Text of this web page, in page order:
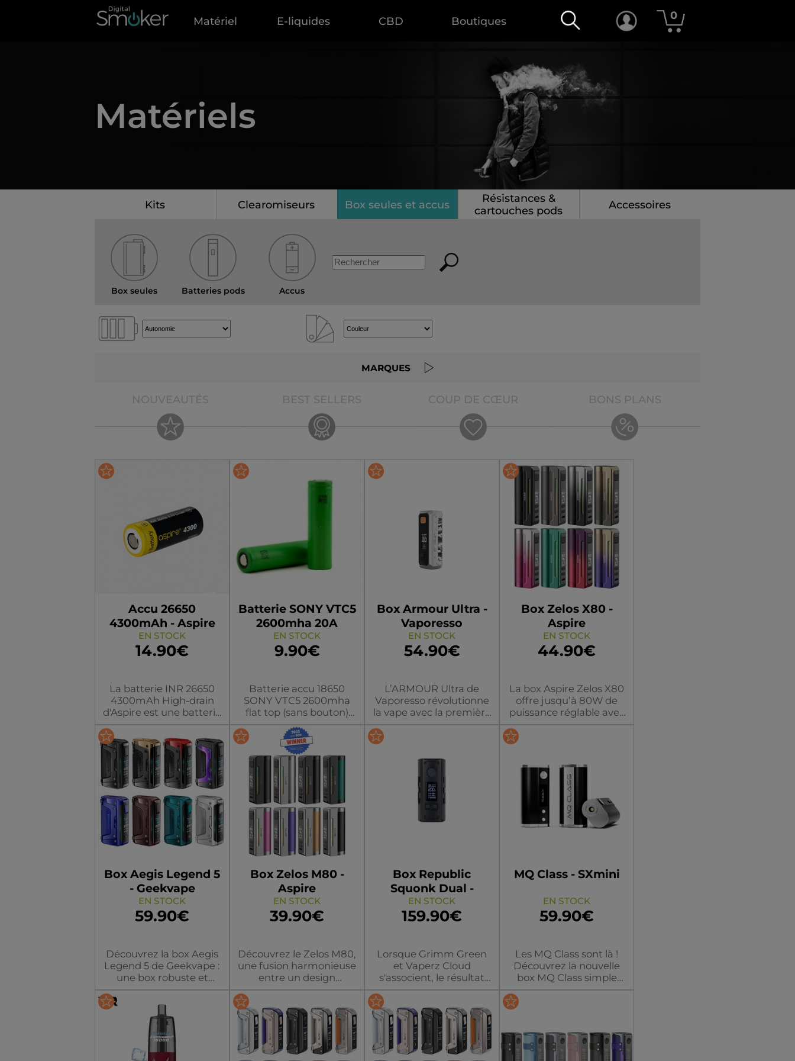
Matériel E-liquides CBD Boutiques 0
Matériels
Kits Clearomiseurs Box seules et accus
Résistances &
cartouches pods
Accessoires
Box seules Batteries pods Accus
MARQUES
NOUVEAUTÉS BEST SELLERS COUP DE CŒUR BONS PLANS
couleur/modèle
Accu 26650
4300mAh - Aspire
EN STOCK
14.90€
La batterie INR 26650
4300mAh High-drain
d'Aspire est une batterie
rechargeable haute
performance au lithium.
Elle fonctionne avec le
mod NX100 ainsi que
d'autres compatibles
mods 26650.
couleur/modèle
Batterie SONY VTC5
2600mha 20A
EN STOCK
9.90€
Batterie accu 18650
SONY VTC5 2600mha
flat top (sans bouton)
possédant une décharge
maximale de 20A.
couleur/modèle
Box Armour Ultra -
Vaporesso
EN STOCK
54.90€
L’ARMOUR Ultra de
Vaporesso révolutionne
la vape avec la première
batterie intégrée 5500
offrant jusqu’à 100 W de
puissance et 3 jours
d’autonomie dans un
format 25 % plus
compact que l’ARMOUR
S. Certifié IP68, IP69K et
MIL-STD-810H, il résiste
couleur/modèle
Box Zelos X80 -
Aspire
EN STOCK
44.90€
La box Aspire Zelos X80
offre jusqu’à 80W de
puissance réglable avec
5 modes (VW, Bypass,
TC, CPS, V). Il intègre un
écran couleur TFT 0.96"
accu 18650 (non fourni).
couleur/modèle
Box Aegis Legend 5
- Geekvape
EN STOCK
59.90€
Découvrez la box Aegis
Legend 5 de Geekvape :
une box robuste et
puissante de 5 à 200W.
Elle propose 5 modes
d’utilisation (ECO,
SMART, NORMAL,
CUSTOM, TC) pour
s’adapter à vos
couleur/modèle
Box Zelos M80 -
Aspire
EN STOCK
39.90€
Découvrez le Zelos M80,
une fusion harmonieuse
entre un design
classique et une
esthétique métallique
moderne. Conçu pour
les performances et la
robustesse, il est doté
d’un écran couleur TFT
couleur/modèle
Box Republic
Squonk Dual -
Grimm Green X
Vaperz Cloud
EN STOCK
159.90€
Lorsque Grimm Green
et Vaperz Cloud
s'associent, le résultat
est tout simplement
incroyable : Une box
bottom feeder double
accu massive et ultra
performante.
Fonctionne avec deux
couleur/modèle
MQ Class - SXmini
EN STOCK
59.90€
Les MQ Class sont là !
Découvrez la nouvelle
box MQ Class simple
accu 18650 de chez